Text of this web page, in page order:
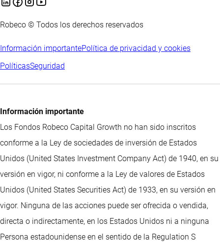
Robeco © Todos los derechos reservados
Información importantePolítica de privacidad y cookies
PolíticasSeguridad
Información importante
Los Fondos Robeco Capital Growth no han sido inscritos
conforme a la Ley de sociedades de inversión de Estados
Unidos (United States Investment Company Act) de 1940, en su
versión en vigor, ni conforme a la Ley de valores de Estados
Unidos (United States Securities Act) de 1933, en su versión en
vigor. Ninguna de las acciones puede ser ofrecida o vendida,
directa o indirectamente, en los Estados Unidos ni a ninguna
Persona estadounidense en el sentido de la Regulation S